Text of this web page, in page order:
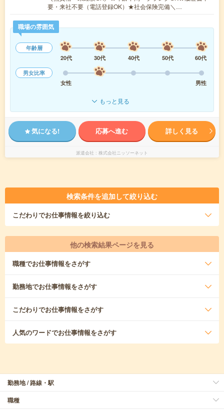
要・来社不要（電話登録OK）★社会保険完備＼…
職場の雰囲気
年齢層
20代
30代 40代 50代
60代
男女比率
女性
男性
もっと見る
気になる! 応募へ進む 詳しく見る
派遣会社 株式会社ニッソーネット
検索条件を追加して絞り込む
こだわりでお仕事情報を絞り込む
他の検索結果ページを見る
職種でお仕事情報をさがす
勤務地でお仕事情報をさがす
こだわりでお仕事情報をさがす
人気のワードでお仕事情報をさがす
勤務地 / 路線・駅
職種